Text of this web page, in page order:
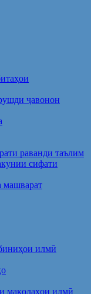
ҷавонон
раванди таълим
сифати
машварат
илмӣ
мақолаҳои илмӣ